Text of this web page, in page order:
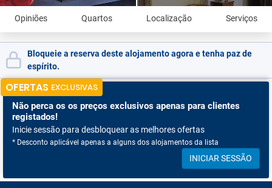
Opiniões Quartos Localização Serviços
Bloqueie a reserva deste alojamento agora e tenha paz de
espírito.
OFERTAS EXCLUSIVAS
Não perca os os preços exclusivos apenas para clientes
registados!
Inicie sessão para desbloquear as melhores ofertas
* Desconto aplicável apenas a alguns dos alojamentos da lista
INICIAR SESSÃO